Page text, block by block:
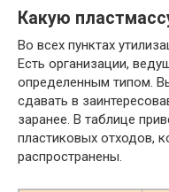
Какую
Во всех пунктах
Есть организации,
определенным типом.
сдавать в
заранее. В таблице
пластиковых отходов,
распространены.